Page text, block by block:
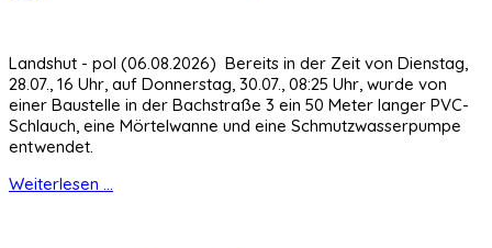
Landshut - pol (06.08.2026) Bereits in der Zeit von Dienstag,
28.07., 16 Uhr, auf Donnerstag, 30.07., 08:25 Uhr, wurde von
einer Baustelle in der Bachstraße 3 ein 50 Meter langer PVC-
Schlauch, eine Mörtelwanne und eine Schmutzwasserpumpe
entwendet.
Weiterlesen ...